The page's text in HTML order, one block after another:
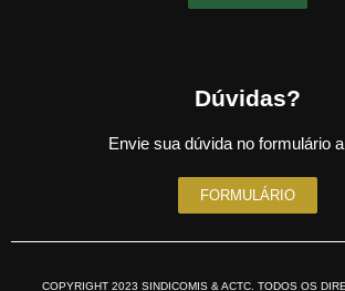
Dúvidas?
Envie sua dúvida no formulário
FORMULÁRIO
COPYRIGHT 2023 SINDICOMIS & ACTC. TODOS OS